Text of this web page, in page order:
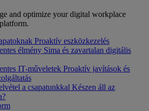
and optimize your digital workplace
Proaktív eszközkezelés
élmény Sima és zavartalan digitális
IT-műveletek Proaktív javítások és
a csapatunkkal Készen áll az